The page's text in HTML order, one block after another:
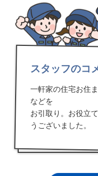
スタッフのコ
一軒家の住宅お住
などを
お引取り。お役立
うございました。